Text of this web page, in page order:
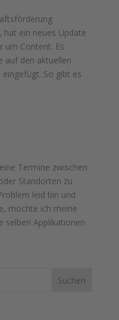
hat ein neues Update
um Content. Es
auf den aktuellen
So gibt es
Termine zwischen
Standorten zu
leid bin und
möchte ich meine
selben Applikationen